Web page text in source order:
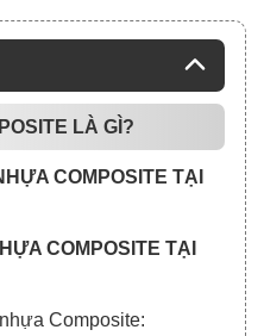
LÀ GÌ?
COMPOSITE TẠI
COMPOSITE TẠI
Composite: